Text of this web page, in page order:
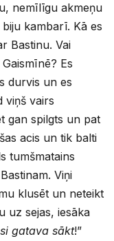
nemīlīgu akmeņu
kambarī. Kā es
Bastinu. Vai
Es
durvis un es
viņš vairs
gan spilgts un pat
acis un tik balti
tumšmatains
Viņi
klusēt un neteikt
uz sejas, iesāka
gatava sākt!”